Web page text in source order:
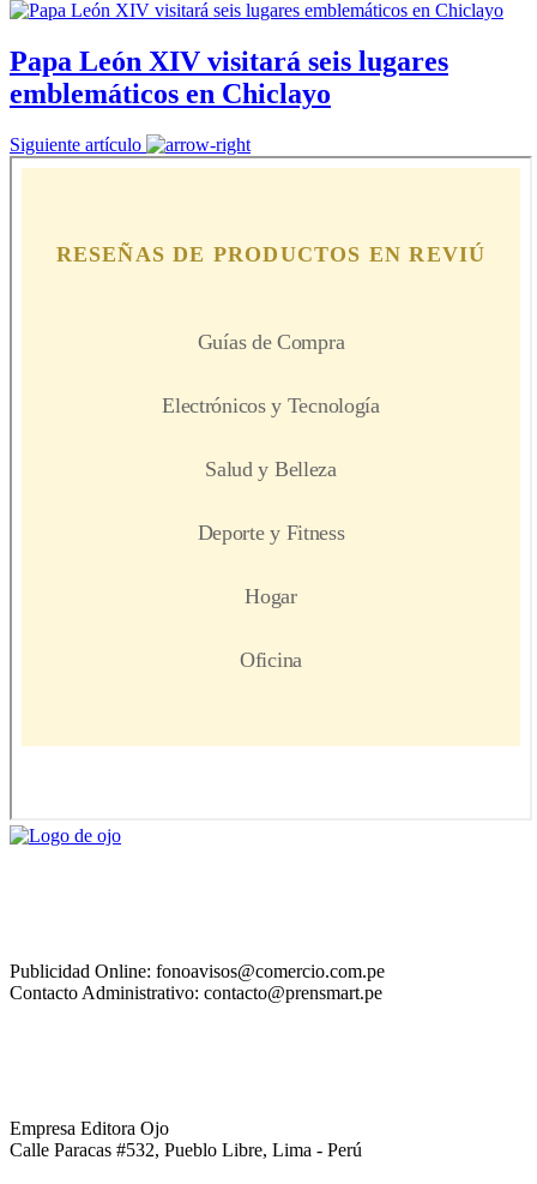
Papa León XIV visitará seis lugares
emblemáticos en Chiclayo
Siguiente artículo
Publicidad Online: fonoavisos@comercio.com.pe
Contacto Administrativo: contacto@prensmart.pe
Empresa Editora Ojo
Calle Paracas #532, Pueblo Libre, Lima - Perú